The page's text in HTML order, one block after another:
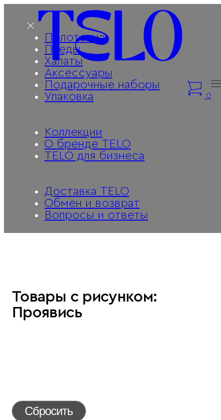
0
Полотенца
Пледы
Халаты
Аксессуары
Подарочные наборы
Упаковка
Коллекции
О бренде TELO
TELO для бизнеса
Доставка TELO
Обмен и возврат
Вопросы и ответы
Товары с рисунком:
Проявись
Сбросить